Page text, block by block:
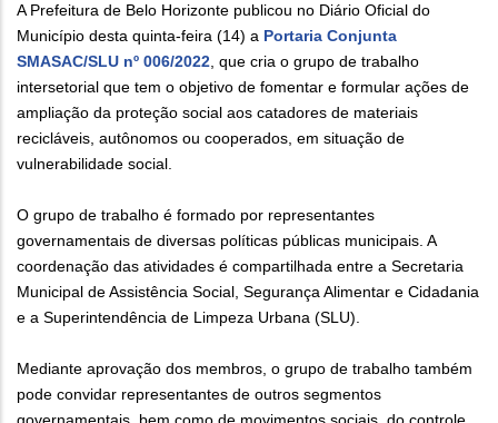
A Prefeitura de Belo Horizonte publicou no Diário Oficial do
Município desta quinta-feira (14) a Portaria Conjunta
SMASAC/SLU nº 006/2022, que cria o grupo de trabalho
intersetorial que tem o objetivo de fomentar e formular ações de
ampliação da proteção social aos catadores de materiais
recicláveis, autônomos ou cooperados, em situação de
vulnerabilidade social.
O grupo de trabalho é formado por representantes
governamentais de diversas políticas públicas municipais. A
coordenação das atividades é compartilhada entre a Secretaria
Municipal de Assistência Social, Segurança Alimentar e Cidadania
e a Superintendência de Limpeza Urbana (SLU).
Mediante aprovação dos membros, o grupo de trabalho também
pode convidar representantes de outros segmentos